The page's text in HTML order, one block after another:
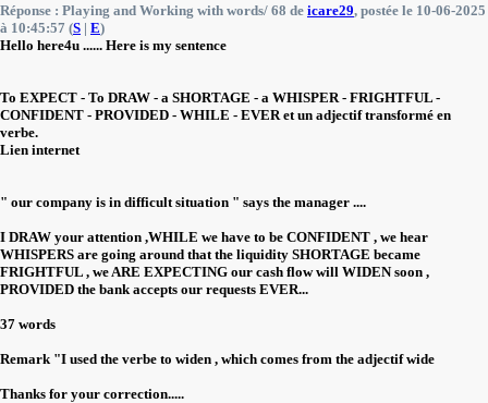
Réponse : Playing and Working with words/ 68 de icare29, postée le 10-06-2025
à 10:45:57 (S | E)
Hello here4u ...... Here is my sentence
To EXPECT - To DRAW - a SHORTAGE - a WHISPER - FRIGHTFUL -
CONFIDENT - PROVIDED - WHILE - EVER et un adjectif transformé en
verbe.
Lien internet
" our company is in difficult situation " says the manager ....
I DRAW your attention ,WHILE we have to be CONFIDENT , we hear
WHISPERS are going around that the liquidity SHORTAGE became
FRIGHTFUL , we ARE EXPECTING our cash flow will WIDEN soon ,
PROVIDED the bank accepts our requests EVER...
37 words
Remark "I used the verbe to widen , which comes from the adjectif wide
Thanks for your correction.....